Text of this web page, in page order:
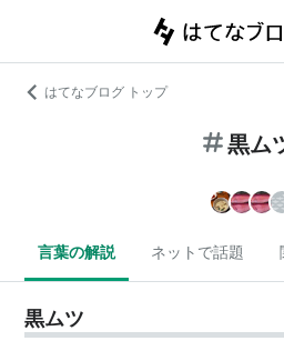
はてなブログ トップ
黒ム
言葉の解説 ネットで話題
黒ムツ